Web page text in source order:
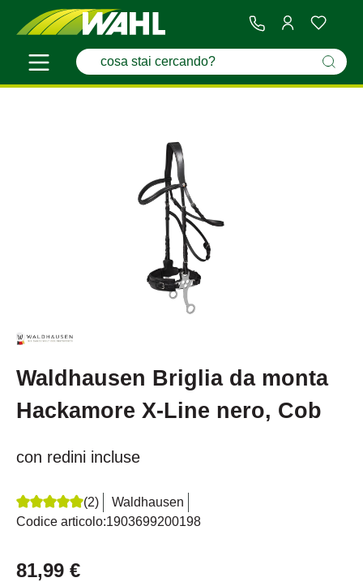
Waldhausen Briglia da monta
Hackamore X-Line nero, Cob
con redini incluse
Recensione media di 5 su 5 stelle
(2)
Waldhausen
Codice articolo:1903699200198
81,99 €